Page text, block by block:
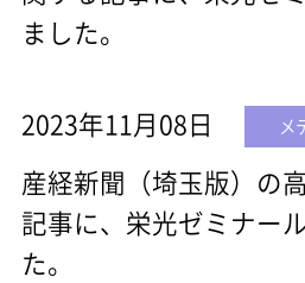
ました。
2023年11月08日 メ
産経新聞（埼玉版）の
記事に、栄光ゼミナー
た。